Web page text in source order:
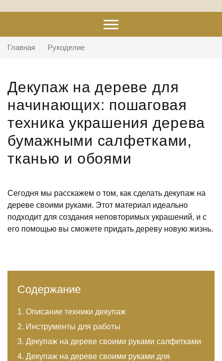
Главная Рукоделие
Декупаж на дереве для
начинающих: пошаговая
техника украшения дерева
бумажными салфетками,
тканью и обоями
Сегодня мы расскажем о том, как сделать декупаж на
дереве своими руками. Этот материал идеально
подходит для создания неповторимых украшений, и с
его помощью вы сможете придать дереву новую жизнь.
Содержание
Описание техники декупаж
Инструменты для работы
Декупаж на дереве своими руками салфетками
Декупаж на дереве своими руками для